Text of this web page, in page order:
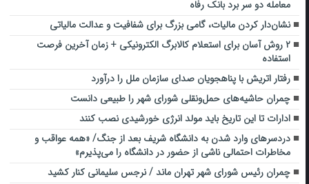
معامله دو سر برد بانک رفاه
نشان‌دار کردن مالیات، گامی بزرگ برای شفافیت‌ و عدالت مالیاتی
۲ روش آسان برای استعلام کالابرگ الکترونیکی + زمان آخرین فرصت
استفاده
رفتار اتریش با پناهجویان صدای سازمان ملل را درآورد
چمران حاشیه‌های حمل‌ونقلی شورای شهر را طبیعی دانست
ادارات تا این تاریخ باید مولد انرژی خورشیدی نصب کنند
دردسرهای وارد شدن به دانشگاه شریف بعد از جنگ/ «همه عواقب و
مخاطرات احتمالی ناشی از حضور در دانشگاه را می‌پذیرم»
چمران رئیس شورای شهر تهران ماند / نرجس سلیمانی کنار کشید